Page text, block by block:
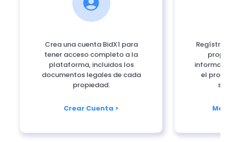
Crea una cuenta BidX1 para
tener acceso completo a la
plataforma, incluidos los
documentos legales de cada
propiedad.
Crear Cuenta >
el